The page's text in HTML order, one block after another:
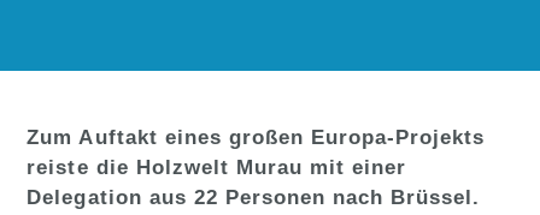
Zum Auftakt eines großen Europa-Projekts
reiste die Holzwelt Murau mit einer
Delegation aus 22 Personen nach Brüssel.